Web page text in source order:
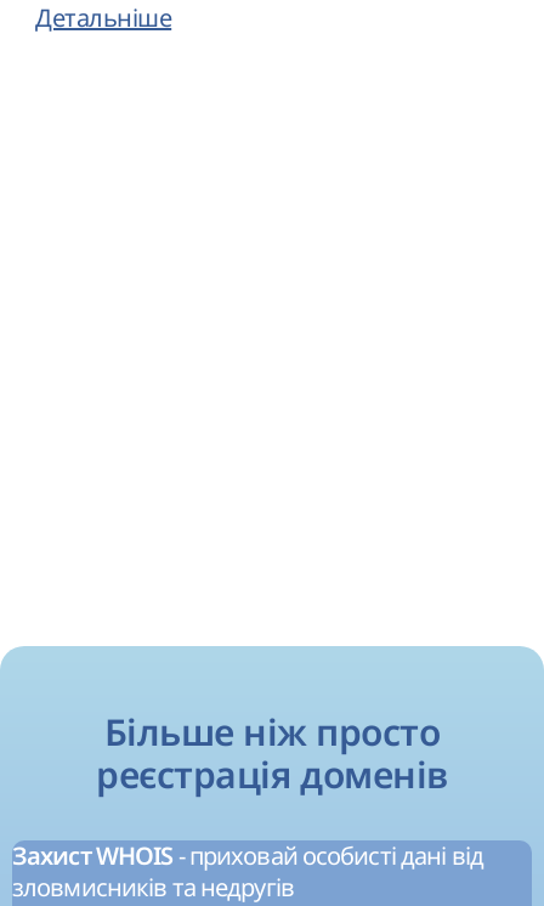
Детальніше
Більше ніж просто
реєстрація доменів
Захист WHOIS - приховай особисті дані від
зловмисників та недругів